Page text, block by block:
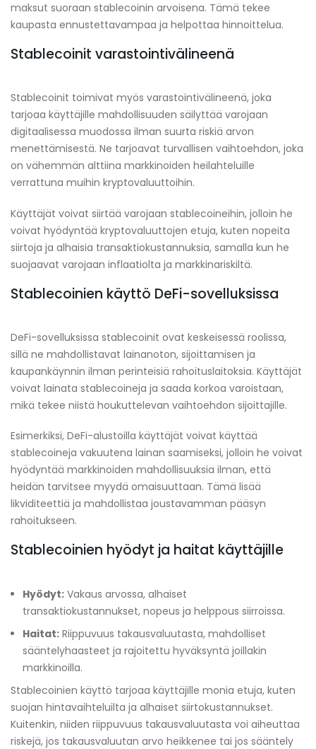
maksut suoraan stablecoinin arvoisena. Tämä tekee
kaupasta ennustettavampaa ja helpottaa hinnoittelua.
Stablecoinit varastointivälineenä
Stablecoinit toimivat myös varastointivälineenä, joka
tarjoaa käyttäjille mahdollisuuden säilyttää varojaan
digitaalisessa muodossa ilman suurta riskiä arvon
menettämisestä. Ne tarjoavat turvallisen vaihtoehdon, joka
on vähemmän alttiina markkinoiden heilahteluille
verrattuna muihin kryptovaluuttoihin.
Käyttäjät voivat siirtää varojaan stablecoineihin, jolloin he
voivat hyödyntää kryptovaluuttojen etuja, kuten nopeita
siirtoja ja alhaisia transaktiokustannuksia, samalla kun he
suojaavat varojaan inflaatiolta ja markkinariskiltä.
Stablecoinien käyttö DeFi-sovelluksissa
DeFi-sovelluksissa stablecoinit ovat keskeisessä roolissa,
sillä ne mahdollistavat lainanoton, sijoittamisen ja
kaupankäynnin ilman perinteisiä rahoituslaitoksia. Käyttäjät
voivat lainata stablecoineja ja saada korkoa varoistaan,
mikä tekee niistä houkuttelevan vaihtoehdon sijoittajille.
Esimerkiksi, DeFi-alustoilla käyttäjät voivat käyttää
stablecoineja vakuutena lainan saamiseksi, jolloin he voivat
hyödyntää markkinoiden mahdollisuuksia ilman, että
heidän tarvitsee myydä omaisuuttaan. Tämä lisää
likviditeettiä ja mahdollistaa joustavamman pääsyn
rahoitukseen.
Stablecoinien hyödyt ja haitat käyttäjille
Hyödyt: Vakaus arvossa, alhaiset
transaktiokustannukset, nopeus ja helppous siirroissa.
Haitat: Riippuvuus takausvaluutasta, mahdolliset
sääntelyhaasteet ja rajoitettu hyväksyntä joillakin
markkinoilla.
Stablecoinien käyttö tarjoaa käyttäjille monia etuja, kuten
suojan hintavaihteluilta ja alhaiset siirtokustannukset.
Kuitenkin, niiden riippuvuus takausvaluutasta voi aiheuttaa
riskejä, jos takausvaluutan arvo heikkenee tai jos sääntely